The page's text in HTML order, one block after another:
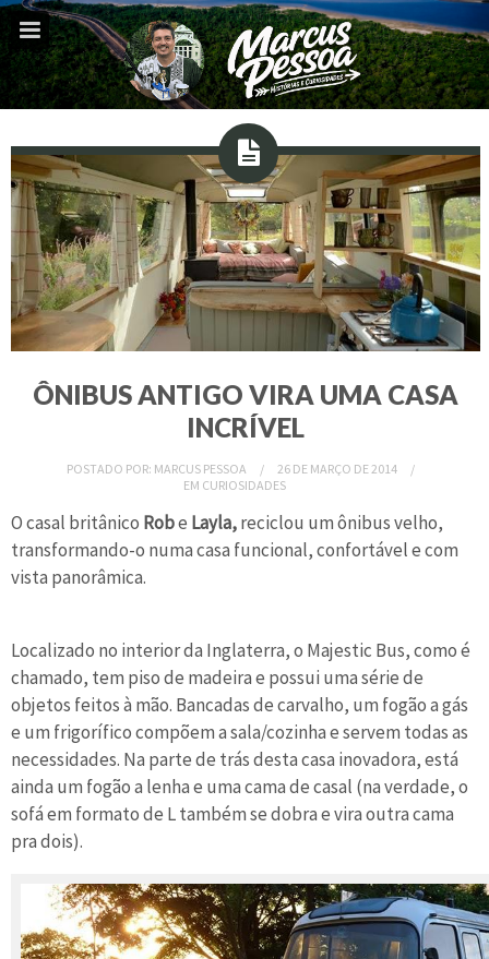
ÔNIBUS ANTIGO VIRA UMA CASA
INCRÍVEL
POSTADO POR: MARCUS PESSOA
26 DE MARÇO DE 2014
EM CURIOSIDADES
O casal britânico Robe Layla,reciclou um ônibus velho,
transformando-o numa casa funcional, confortável e com
vista panorâmica.
Localizado no interior da Inglaterra, o Majestic Bus, como é
chamado, tem piso de madeira e possui uma série de
objetos feitos à mão. Bancadas de carvalho, um fogão a gás
e um frigorífico compõem a sala/cozinha e servem todas as
necessidades. Na parte de trás desta casa inovadora, está
ainda um fogão a lenha e uma cama de casal (na verdade, o
sofá em formato de L também se dobra e vira outra cama
pra dois).